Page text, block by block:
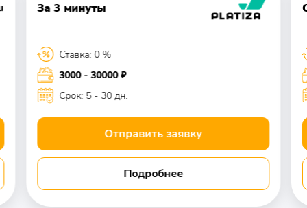
За 3 минуты
Ставка: 0 %
3000 - 30000 ₽
Срок: 5 - 30 дн.
Отправить заявку
Подробнее